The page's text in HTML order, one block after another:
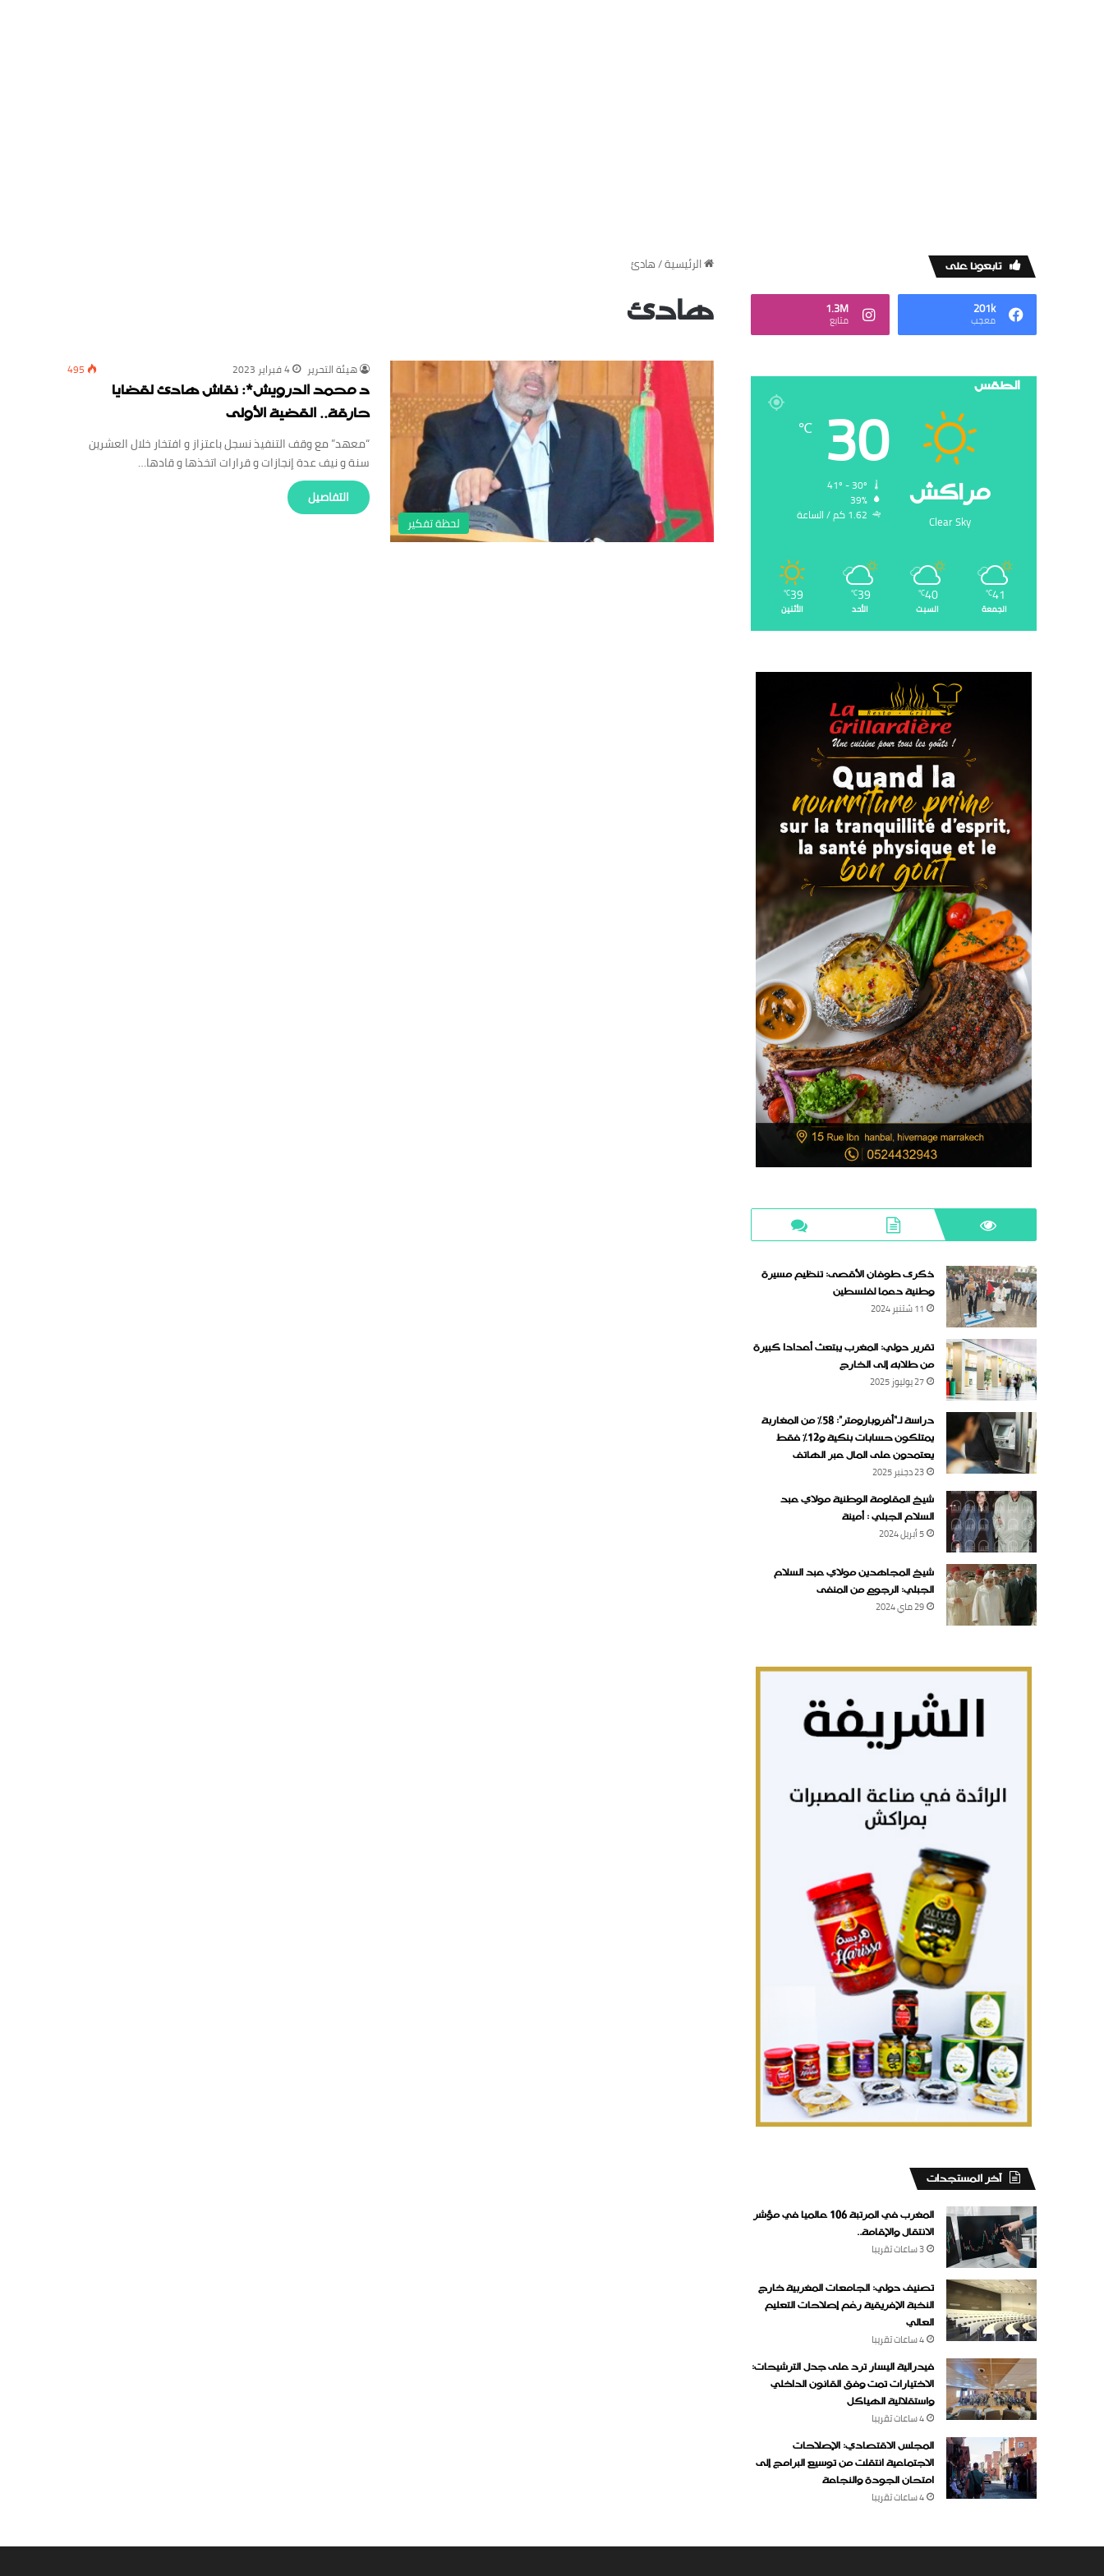
‏الرئيسية/هادئ
هادئ
لحظة تفكير
‏هيئة ‏التحرير 4 فبراير 2023 495
د محمد الدرويش*: نقاش هادئ لقضايا
حارقة.. القضية الأولى
“معهد” مع وقف التنفيذ نسجل باعتزاز و افتخار خلال العشرين
سنة و نيف عدة إنجازات و قرارات اتخذها و قادها…
‏التفاصيل
‏تابعونا على
201k
‏معجب
1.3M
‏متابع
الطقس
‏مراكش
Clear Sky
30
℃
39%
1.62 ‏كم / الساعة
41
℃
الجمعة
40
℃
السبت
39
℃
الأحد
39
℃
الأثنين
ذكرى طوفان الأقصى: تنظيم مسيرة
وطنية دعما لفلسطين
11 شتنبر 2024
تقرير دولي: المغرب يبتعث أعدادا كبيرة
من طلابه إلى الخارج
27 يوليوز 2025
دراسة لـ“أفروبارومتر”: 58٪ من المغاربة
يمتلكون حسابات بنكية و12٪ فقط
يعتمدون على المال عبر الهاتف
23 دجنبر 2025
شيخ المقاومة الوطنية مولاي عبد
السلام الجبلي : أمينة
5 أبريل 2024
شيخ المجاهدين مولاي عبد السلام
الجبلي: الرجوع من المنفى
29 ماي 2024
‏آخر المستجدات
المغرب في المرتبة 106 عالميا في مؤشر
الانتقال والإقامة..
3 ساعات ‏تقريبا
تصنيف دولي: الجامعات المغربية خارج
النخبة الإفريقية رغم إصلاحات التعليم
العالي
4 ساعات ‏تقريبا
فيدرالية اليسار ترد على جدل الترشيحات:
الاختيارات تمت وفق القانون الداخلي
واستقلالية الهياكل
4 ساعات ‏تقريبا
المجلس الاقتصادي: الإصلاحات
الاجتماعية انتقلت من توسيع البرامج إلى
امتحان الجودة والنجاعة
4 ساعات ‏تقريبا